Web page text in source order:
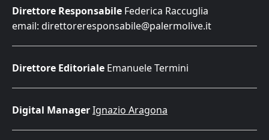
Direttore Responsabile Federica Raccuglia
email: direttoreresponsabile@palermolive.it
Direttore Editoriale Emanuele Termini
Digital ManagerIgnazio Aragona